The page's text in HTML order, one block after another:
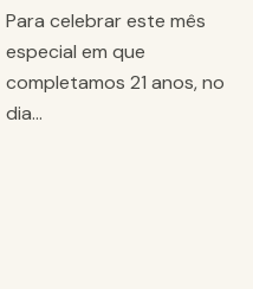
Para celebrar este mês
especial em que
completamos 21 anos, no
dia…